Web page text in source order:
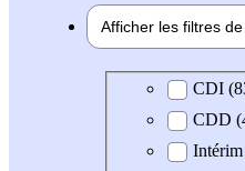
Afficher les filtres
Type de contrat
CDI
CDD